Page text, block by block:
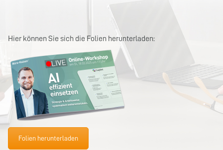
Hier können Sie sich die Folien herunterladen:
Folien herunterladen